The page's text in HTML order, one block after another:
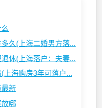
久(上海二婚男方落...
休(上海落户：夫妻...
上海购房3年可落户...
最新
放哪